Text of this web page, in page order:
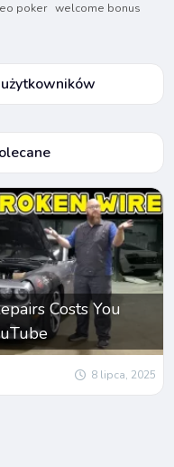
poker welcome bonus
Costs You
8 lipca, 2025